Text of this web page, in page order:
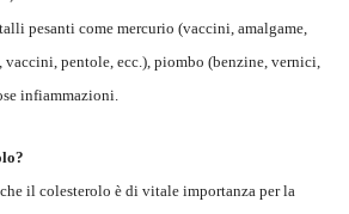
pesanti come mercurio (vaccini, amalgame,
pentole, ecc.), piombo (benzine, vernici,
infiammazioni.
il colesterolo è di vitale importanza per la